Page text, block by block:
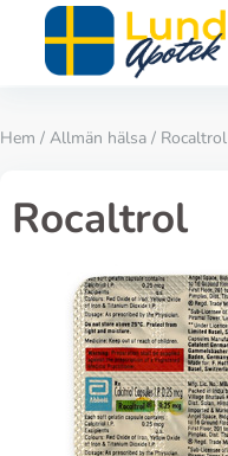
Hem / Allmän hälsa / Rocaltrol
Rocaltrol